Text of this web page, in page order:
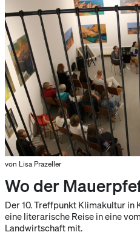
von Lisa Prazeller
Wo der
Der 10. Treffpunkt Klimakultur in
eine literarische Reise in eine
Landwirtschaft mit.